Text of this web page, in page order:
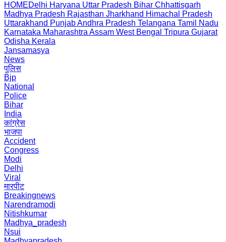
HOMEDelhi Haryana Uttar Pradesh Bihar Chhattisgarh
Madhya Pradesh Rajasthan Jharkhand Himachal Pradesh
Uttarakhand PunjabAndhra Pradesh Telangana Tamil Nadu
Karnataka Maharashtra Assam West Bengal Tripura Gujarat
Odisha Kerala
Jansamasya
News
पुलिस
Bjp
National
Police
Bihar
India
कांग्रेस
भाजपा
Accident
Congress
Modi
Delhi
Viral
मारपीट
Breakingnews
Narendramodi
Nitishkumar
Madhya_pradesh
Nsui